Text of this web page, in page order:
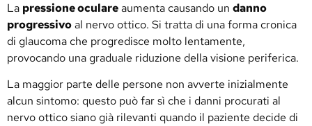
La pressione oculareaumenta causando un danno
progressivoal nervo ottico. Si tratta di una forma cronica
di glaucoma che progredisce molto lentamente,
provocando una graduale riduzione della visione periferica.
La maggior parte delle persone non avverte inizialmente
alcun sintomo: questo può far sì che i danni procurati al
nervo ottico siano già rilevanti quando il paziente decide di